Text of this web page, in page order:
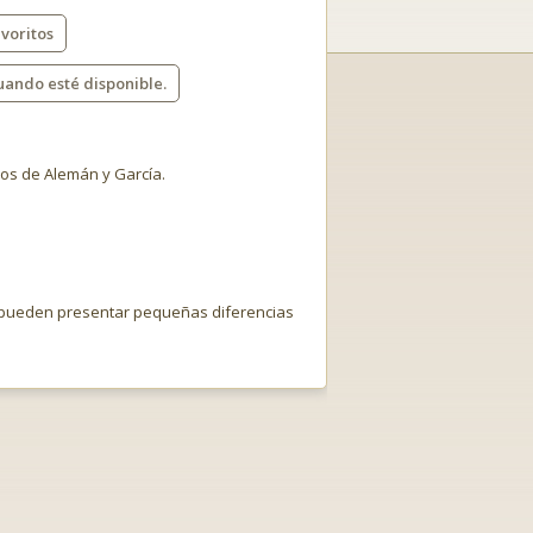
esté disponible.
de Alemán y García.
presentar pequeñas diferencias